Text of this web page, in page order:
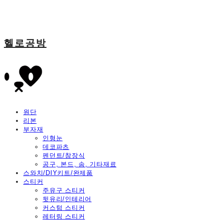
헬로공방
원단
리본
부자재
인형눈
데코파츠
펜던트/참장식
공구, 본드, 솜, 기타재료
스와치/DIY키트/완제품
스티커
주유구 스티커
뒷유리/인테리어
커스텀 스티커
레터링 스티커